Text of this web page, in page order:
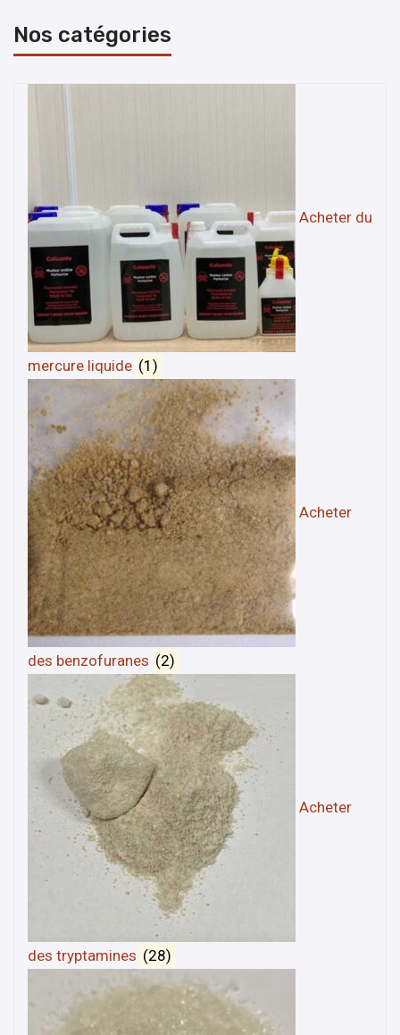
Nos catégories
Acheter du
mercure liquide (1)
Acheter
des benzofuranes (2)
Acheter
des tryptamines (28)